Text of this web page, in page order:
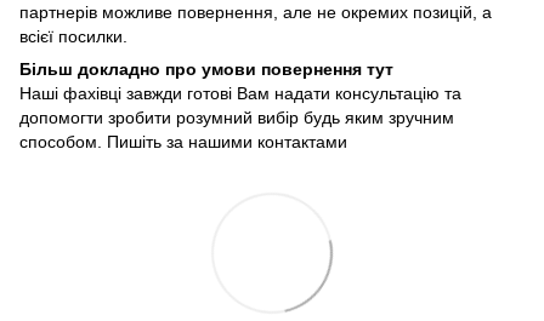
партнерів можливе повернення, але не окремих позицій, а
всієї посилки.
Більш докладно про умови повернення тут
Наші фахівці завжди готові Вам надати консультацію та
допомогти зробити розумний вибір будь яким зручним
способом. Пишіть за нашими контактами